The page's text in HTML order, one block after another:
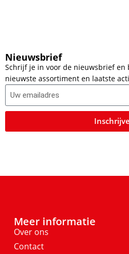
Nieuwsbrief
Schrijf je in voor de nieuwsbrief en
nieuwste assortiment en laatste
Meer informatie
Over ons
Contact